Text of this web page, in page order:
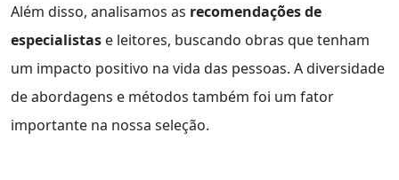
Além disso, analisamos as recomendações de
especialistas e leitores, buscando obras que tenham
um impacto positivo na vida das pessoas. A diversidade
de abordagens e métodos também foi um fator
importante na nossa seleção.